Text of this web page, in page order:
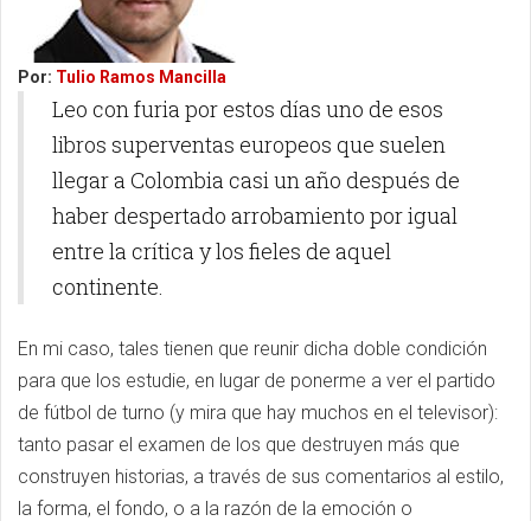
Por: Tulio Ramos Mancilla
Leo con furia por estos días uno de esos
libros superventas europeos que suelen
llegar a Colombia casi un año después de
haber despertado arrobamiento por igual
entre la crítica y los fieles de aquel
continente.
En mi caso, tales tienen que reunir dicha doble condición
para que los estudie, en lugar de ponerme a ver el partido
de fútbol de turno (y mira que hay muchos en el televisor):
tanto pasar el examen de los que destruyen más que
construyen historias, a través de sus comentarios al estilo,
la forma, el fondo, o a la razón de la emoción o